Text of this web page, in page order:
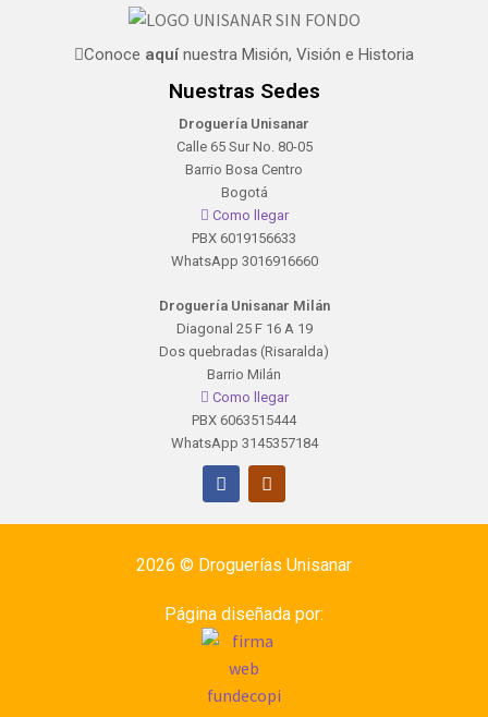
Conoce aquínuestra Misión, Visión e Historia
Nuestras Sedes
Droguería Unisanar
Calle 65 Sur No. 80-05
Barrio Bosa Centro
Bogotá
Como llegar
PBX 6019156633
WhatsApp 3016916660
Droguería Unisanar Milán
Diagonal 25 F 16 A 19
Dos quebradas (Risaralda)
Barrio Milán
Como llegar
PBX 6063515444
WhatsApp 3145357184
2026 © Droguerías Unisanar
Página diseñada por: